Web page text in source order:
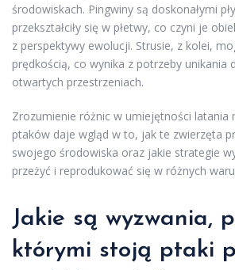
środowiskach. Pingwiny są doskonałymi
przekształciły się w płetwy, co czyni je
z perspektywy ewolucji. Strusie, z kolei,
prędkością, co wynika z potrzeby unikania
otwartych przestrzeniach.
Zrozumienie różnic w umiejętności latania
ptaków daje wgląd w to, jak te zwierzęta
swojego środowiska oraz jakie strategie
przeżyć i reprodukować się w różnych
Jakie są wyzwania,
którymi stoją ptaki